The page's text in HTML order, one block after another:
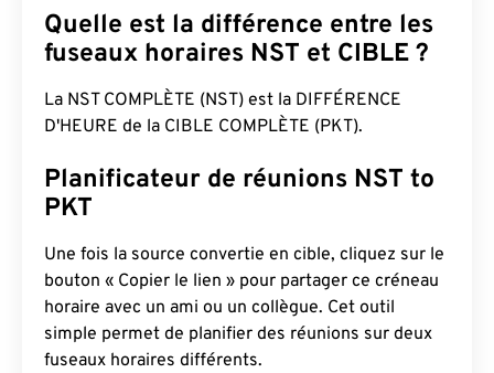
Quelle est la différence entre les
fuseaux horaires NST et CIBLE ?
La NST COMPLÈTE (NST) est la DIFFÉRENCE
D'HEURE de la CIBLE COMPLÈTE (PKT).
Planificateur de réunions NST to
PKT
Une fois la source convertie en cible, cliquez sur le
bouton « Copier le lien » pour partager ce créneau
horaire avec un ami ou un collègue. Cet outil
simple permet de planifier des réunions sur deux
fuseaux horaires différents.